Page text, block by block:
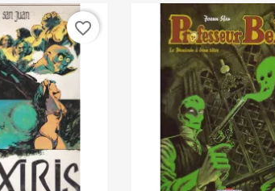
favorite_border